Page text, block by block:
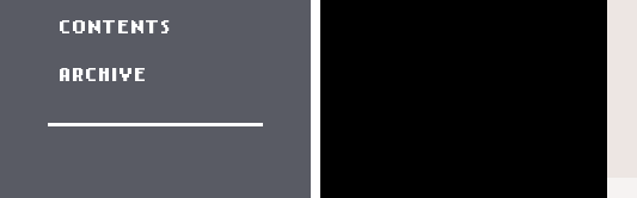
CONTENTS
ARCHIVE